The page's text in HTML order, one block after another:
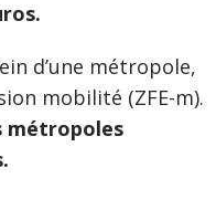
d’une métropole,
mobilité (ZFE-m).
métropoles